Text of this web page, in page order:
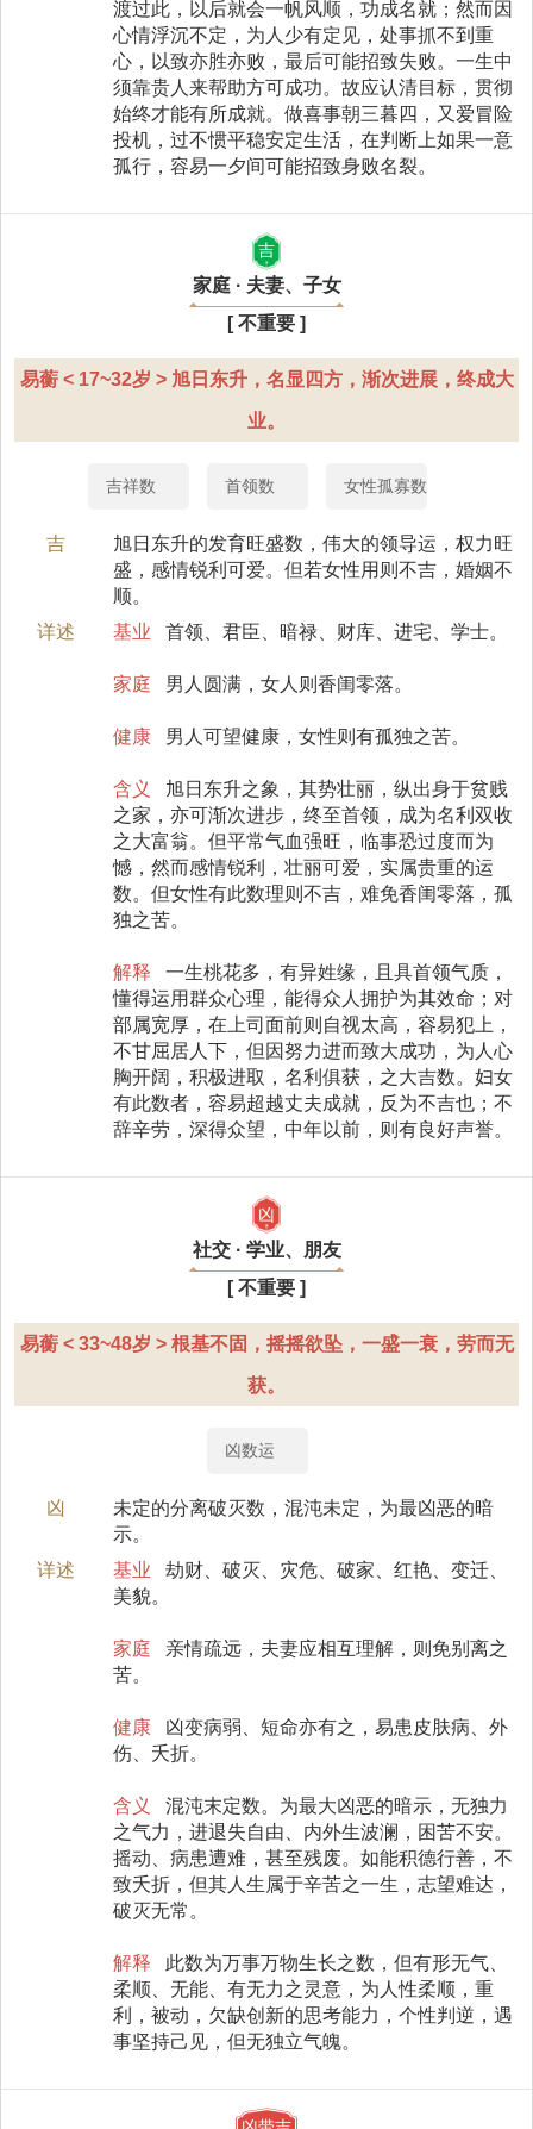
渡过此，以后就会一帆风顺，功成名就；然而因
心情浮沉不定，为人少有定见，处事抓不到重
心，以致亦胜亦败，最后可能招致失败。一生中
须靠贵人来帮助方可成功。故应认清目标，贯彻
始终才能有所成就。做喜事朝三暮四，又爱冒险
投机，过不惯平稳安定生活，在判断上如果一意
孤行，容易一夕间可能招致身败名裂。
吉
家庭 · 夫妻、子女
[ 不重要 ]
易蘅 < 17~32岁 > 旭日东升，名显四方，渐次进展，终成大
业。
吉祥数 首领数 女性孤寡数
吉
旭日东升的发育旺盛数，伟大的领导运，权力旺
盛，感情锐利可爱。但若女性用则不吉，婚姻不
顺。
详述
基业 首领、君臣、暗禄、财库、进宅、学士。
家庭 男人圆满，女人则香闺零落。
健康 男人可望健康，女性则有孤独之苦。
含义
旭日东升之象，其势壮丽，纵出身于贫贱
之家，亦可渐次进步，终至首领，成为名利双收
之大富翁。但平常气血强旺，临事恐过度而为
憾，然而感情锐利，壮丽可爱，实属贵重的运
数。但女性有此数理则不吉，难免香闺零落，孤
独之苦。
解释
一生桃花多，有异姓缘，且具首领气质，
懂得运用群众心理，能得众人拥护为其效命；对
部属宽厚，在上司面前则自视太高，容易犯上，
不甘屈居人下，但因努力进而致大成功，为人心
胸开阔，积极进取，名利俱获，之大吉数。妇女
有此数者，容易超越丈夫成就，反为不吉也；不
辞辛劳，深得众望，中年以前，则有良好声誉。
凶
社交 · 学业、朋友
[ 不重要 ]
易蘅 < 33~48岁 > 根基不固，摇摇欲坠，一盛一衰，劳而无
获。
凶数运
凶
未定的分离破灭数，混沌未定，为最凶恶的暗
示。
详述
基业
劫财、破灭、灾危、破家、红艳、变迁、
美貌。
家庭
亲情疏远，夫妻应相互理解，则免别离之
苦。
健康
凶变病弱、短命亦有之，易患皮肤病、外
伤、夭折。
含义
混沌末定数。为最大凶恶的暗示，无独力
之气力，进退失自由、内外生波澜，困苦不安。
摇动、病患遭难，甚至残废。如能积德行善，不
致夭折，但其人生属于辛苦之一生，志望难达，
破灭无常。
解释
此数为万事万物生长之数，但有形无气、
柔顺、无能、有无力之灵意，为人性柔顺，重
利，被动，欠缺创新的思考能力，个性判逆，遇
事坚持己见，但无独立气魄。